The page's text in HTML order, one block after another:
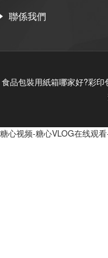
聯係我們
食品包裝用紙箱哪家好?彩
糖心视频-糖心VLOG在线观